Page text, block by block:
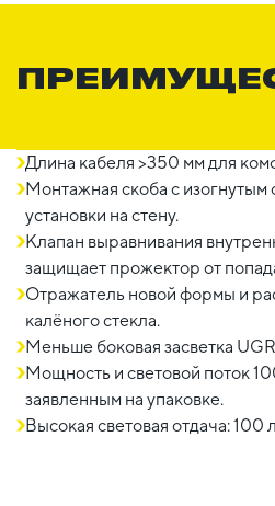
Длина кабеля >350 мм для
Монтажная скоба с изогнутым
установки на стену.
Клапан выравнивания
защищает прожектор от
Отражатель новой формы и
калёного стекла.
Меньше боковая засветка
Мощность и световой поток
заявленным на упаковке.
Высокая световая отдача: 100